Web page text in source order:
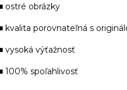
ostré obrázky
kvalita porovnateľná s
vysoká výťažnosť
100% spoľahlivosť